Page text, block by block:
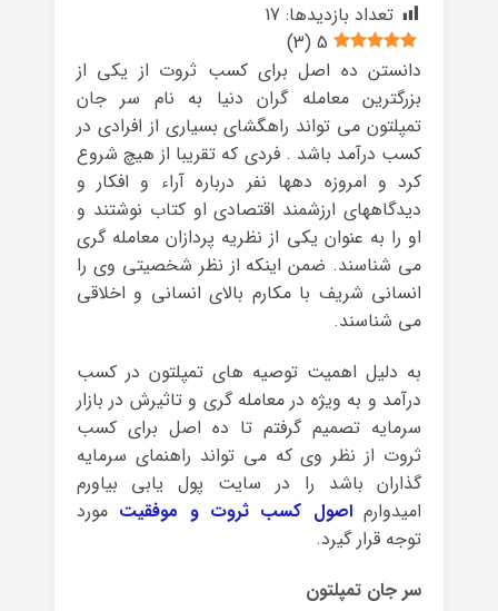
تعداد بازدیدها: 17
5
(
3
)
دانستن ده اصل برای کسب ثروت از یکی از
بزرگترین معامله گران دنیا به نام سر جان
تمپلتون می تواند راهگشای بسیاری از افرادی در
کسب درآمد باشد . فردی که تقریبا از هیچ شروع
کرد و امروزه دهها نفر درباره آراء و افکار و
دیدگاههای ارزشمند اقتصادی او کتاب نوشتند و
او را به عنوان یکی از نظریه پردازان معامله گری
می شناسند. ضمن اینکه از نظر شخصیتی وی را
انسانی شریف با مکارم بالای انسانی و اخلاقی
می شناسند.
به دلیل اهمیت توصیه های تمپلتون در کسب
درآمد و به ویژه در معامله گری و تاثیرش در بازار
سرمایه تصمیم گرفتم تا ده اصل برای کسب
ثروت از نظر وی که می تواند راهنمای سرمایه
گذاران باشد را در سایت پول یابی بیاورم
امیدوارم اصول کسب ثروت و موفقیت مورد
توجه قرار گیرد.
سر جان تمپلتون